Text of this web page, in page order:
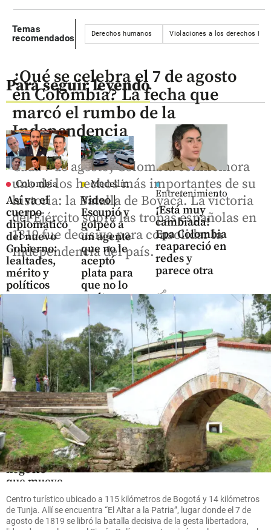
Temas
recomendados
Derechos humanos Violaciones a los derechos
Para seguir leyendo
Colombia
Así va el
cuerpo
diplomático
del nuevo
Gobierno:
lealtades,
mérito y
políticos
Medellín
Video |
Escupió y
golpeó a
un agente
que no le
aceptó
plata para
que no lo
multara
share
Entretenimiento
¡Está muy
cambiada!
Epa Colombia
reapareció en
redes y
parece otra
share
Oriente
Antioqueño
Flores que
cruzan el
cielo: así
es el
negocio
que mueve
US$ 380
millones
en el
¿Qué se celebra el 7 de agosto
en Colombia? La fecha que
marcó el rumbo de la
Independencia
Cada 7 de agosto, Colombia conmemora
uno de los hechos más importantes de su
historia: la Batalla de Boyacá. La victoria
del Ejército sobre las tropas españolas en
1819 fue decisiva para consolidar la
Independencia del país.
Centro turístico ubicado a 115 kilómetros de Bogotá y 14 kilómetros
de Tunja. Allí se encuentra “El Altar a la Patria”, lugar donde el 7 de
agosto de 1819 se libró la batalla decisiva de la gesta libertadora,